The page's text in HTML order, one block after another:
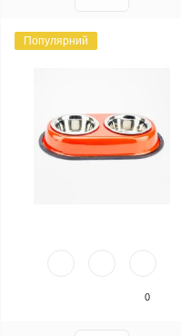
Популярний
0